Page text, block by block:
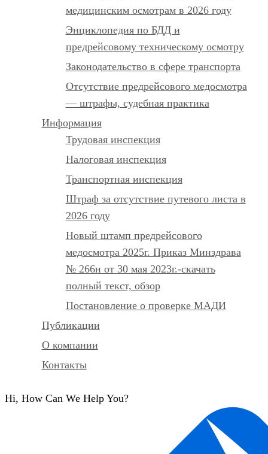
медицинским осмотрам в 2026 году
Энциклопедия по БДД и
предрейсовому техническому осмотру
Законодательство в сфере транспорта
Отсутствие предрейсового медосмотра
— штрафы, судебная практика
Информация
Трудовая инспекция
Налоговая инспекция
Транспортная инспекция
Штраф за отсутствие путевого листа в
2026 году
Новый штамп предрейсового
медосмотра 2025г. Приказ Минздрава
№ 266н от 30 мая 2023г.-скачать
полный текст, обзор
Постановление о проверке МАДИ
Публикации
О компании
Контакты
Hi, How Can We Help You?